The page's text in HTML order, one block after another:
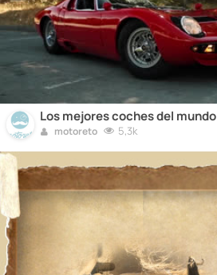
Los mejores coches del mundo
motoreto 5,3k